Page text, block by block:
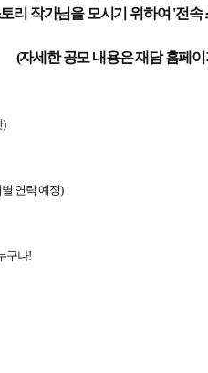
리 작가님을 모시기 위하여 '전
(자세한 공모 내용은 재담 홈페
)
연락 예정)
구나!